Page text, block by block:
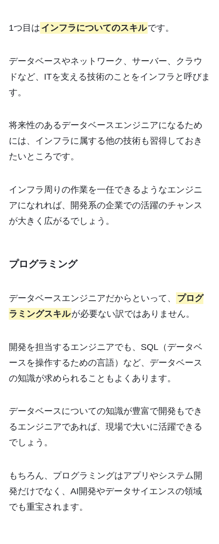
1つ目は インフラについてのスキルです。
データベースやネットワーク、サーバー、クラウ
ドなど、ITを支える技術のことをインフラと呼びま
す。
将来性のあるデータベースエンジニアになるため
には、インフラに属する他の技術も習得しておき
たいところです。
インフラ周りの作業を一任できるようなエンジニ
アになれれば、開発系の企業での活躍のチャンス
が大きく広がるでしょう。
プログラミング
データベースエンジニアだからといって、
プログ
ラミングスキルが必要ない訳ではありません。
開発を担当するエンジニアでも、SQL（データベ
ースを操作するための言語）など、データベース
の知識が求められることもよくあります。
データベースについての知識が豊富で開発もでき
るエンジニアであれば、現場で大いに活躍できる
でしょう。
もちろん、プログラミングはアプリやシステム開
発だけでなく、AI開発やデータサイエンスの領域
でも重宝されます。